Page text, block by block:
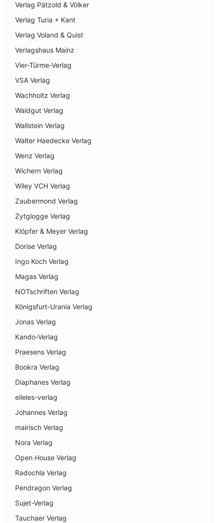
Verlag Pätzold & Völker
Verlag Turia + Kant
Verlag Voland & Quist
Verlagshaus Mainz
Vier-Türme-Verlag
VSA Verlag
Wachholtz Verlag
Waldgut Verlag
Wallstein Verlag
Walter Haedecke Verlag
Wenz Verlag
Wichern Verlag
Wiley VCH Verlag
Zaubermond Verlag
Zytglogge Verlag
Klöpfer & Meyer Verlag
Dorise Verlag
Ingo Koch Verlag
Magas Verlag
NOTschriften Verlag
Königsfurt-Urania Verlag
Jonas Verlag
Kando-Verlag
Praesens Verlag
Bookra Verlag
Diaphanes Verlag
eileles-verlag
Johannes Verlag
mairisch Verlag
Nora Verlag
Open House Verlag
Radochla Verlag
Pendragon Verlag
Sujet-Verlag
Tauchaer Verlag